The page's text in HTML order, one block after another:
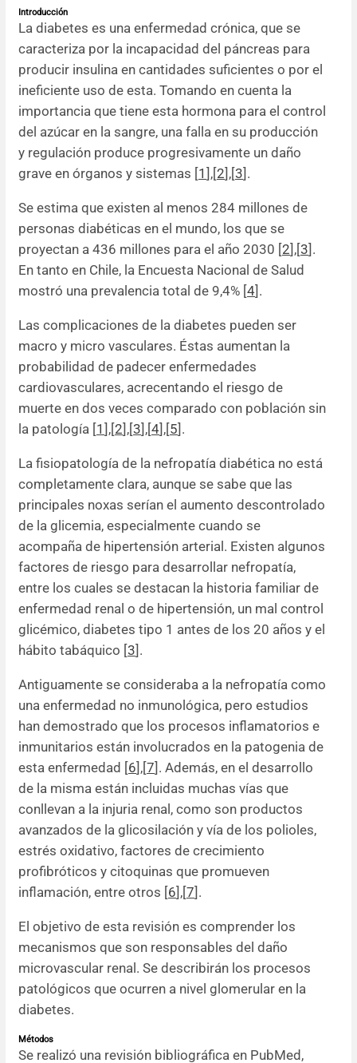
Introducción
La diabetes es una enfermedad crónica, que se
caracteriza por la incapacidad del páncreas para
producir insulina en cantidades suficientes o por el
ineficiente uso de esta. Tomando en cuenta la
importancia que tiene esta hormona para el control
del azúcar en la sangre, una falla en su producción
y regulación produce progresivamente un daño
grave en órganos y sistemas [1 ] ,[2] ,[3].
Se estima que existen al menos 284 millones de
personas diabéticas en el mundo, los que se
proyectan a 436 millones para el año 2030 [2],[3].
En tanto en Chile, la Encuesta Nacional de Salud
mostró una prevalencia total de 9,4% [4].
Las complicaciones de la diabetes pueden ser
macro y micro vasculares. Éstas aumentan la
probabilidad de padecer enfermedades
cardiovasculares, acrecentando el riesgo de
muerte en dos veces comparado con población sin
la patología [1 ] ,[2] ,[3] ,[4] ,[5].
La fisiopatología de la nefropatía diabética no está
completamente clara, aunque se sabe que las
principales noxas serían el aumento descontrolado
de la glicemia, especialmente cuando se
acompaña de hipertensión arterial. Existen algunos
factores de riesgo para desarrollar nefropatía,
entre los cuales se destacan la historia familiar de
enfermedad renal o de hipertensión, un mal control
glicémico, diabetes tipo 1 antes de los 20 años y el
hábito tabáquico [3].
Antiguamente se consideraba a la nefropatía como
una enfermedad no inmunológica, pero estudios
han demostrado que los procesos inflamatorios e
inmunitarios están involucrados en la patogenia de
esta enfermedad [6] ,[7]. Además, en el desarrollo
de la misma están incluidas muchas vías que
conllevan a la injuria renal, como son productos
avanzados de la glicosilación y vía de los polioles,
estrés oxidativo, factores de crecimiento
profibróticos y citoquinas que promueven
inflamación, entre otros [6] ,[7].
El objetivo de esta revisión es comprender los
mecanismos que son responsables del daño
microvascular renal. Se describirán los procesos
patológicos que ocurren a nivel glomerular en la
diabetes.
Métodos
Se realizó una revisión bibliográfica en PubMed,